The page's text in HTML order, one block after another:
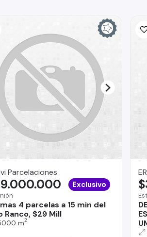
Parcelaciones
4 parcelas a 15 min del
Ranco, $29 Mill
Exclusivo
m2